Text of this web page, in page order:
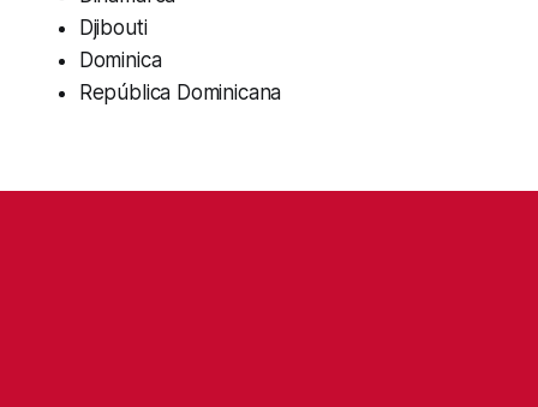
Djibouti
Dominica
República Dominicana